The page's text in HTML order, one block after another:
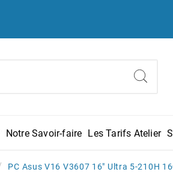
Notre Savoir-faire Les Tarifs Atelier
PC Asus V16 V3607 16" Ultra 5-210H